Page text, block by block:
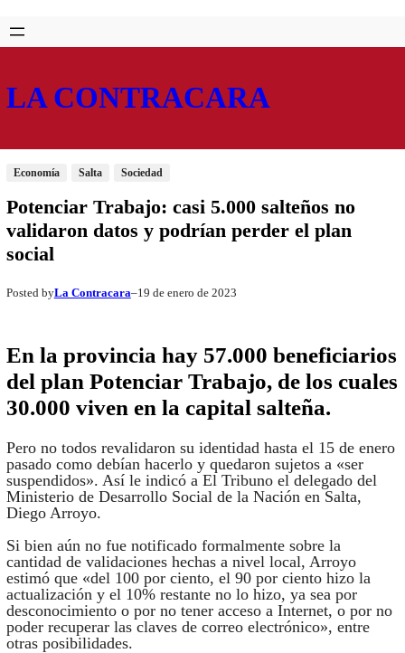
Saltar
al
Skip
to
LA CONTRACARA
Economía Salta Sociedad
Potenciar Trabajo: casi 5.000 salteños no
validaron datos y podrían perder el plan
social
Posted byLa Contracara–19 de enero de 2023
En la provincia hay 57.000 beneficiarios
del plan Potenciar Trabajo, de los cuales
30.000 viven en la capital salteña.
Pero no todos revalidaron su identidad hasta el 15 de enero
pasado como debían hacerlo y quedaron sujetos a «ser
suspendidos». Así le indicó a El Tribuno el delegado del
Ministerio de Desarrollo Social de la Nación en Salta,
Diego Arroyo.
Si bien aún no fue notificado formalmente sobre la
cantidad de validaciones hechas a nivel local, Arroyo
estimó que «del 100 por ciento, el 90 por ciento hizo la
actualización y el 10% restante no lo hizo, ya sea por
desconocimiento o por no tener acceso a Internet, o por no
poder recuperar las claves de correo electrónico», entre
otras posibilidades.